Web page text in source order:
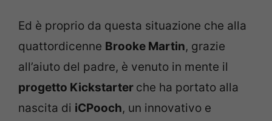
Ed è proprio da questa situazione che alla
quattordicenne Brooke Martin, grazie
all’aiuto del padre, è venuto in mente il
progetto Kickstarter che ha portato alla
nascita di iCPooch, un innovativo e